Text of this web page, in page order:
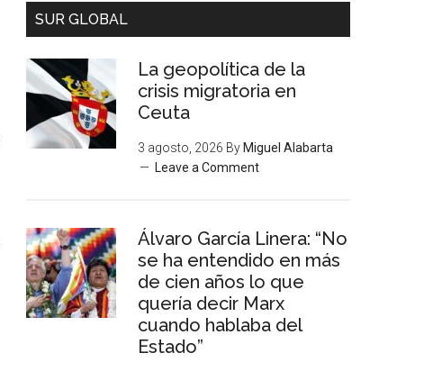
SUR GLOBAL
La geopolítica de la
crisis migratoria en
Ceuta
3 agosto, 2026 By Miguel Alabarta
Leave a Comment
Álvaro García Linera: “No
se ha entendido en más
de cien años lo que
quería decir Marx
cuando hablaba del
Estado”